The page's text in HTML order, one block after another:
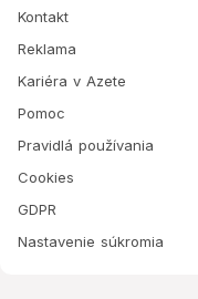
Kontakt
Reklama
Kariéra v Azete
Pomoc
Pravidlá používania
Cookies
GDPR
Nastavenie súkromia